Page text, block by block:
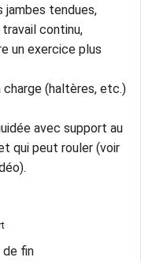
jambes tendues,
continu,
un exercice plus
(haltères, etc.)
avec support au
qui peut rouler (voir